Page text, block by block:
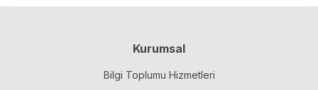
Kurumsal
Bilgi Toplumu Hizmetleri